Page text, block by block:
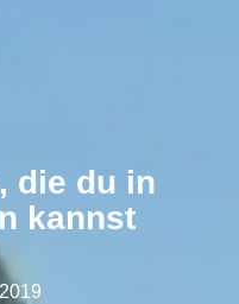
die du in
kannst